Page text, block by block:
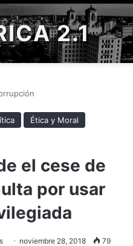
2.1
Ética y Moral
el cese de
por usar
noviembre 28, 2018 79